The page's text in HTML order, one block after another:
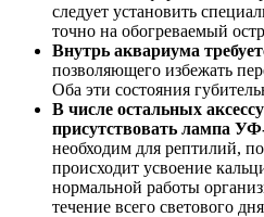
следует установить
точно на обогреваемый
Внутрь аквариума
позволяющего избежать
Оба эти состояния
В числе остальных
присутствовать лампа
необходим для рептилий,
происходит усвоение
нормальной работы
течение всего светового